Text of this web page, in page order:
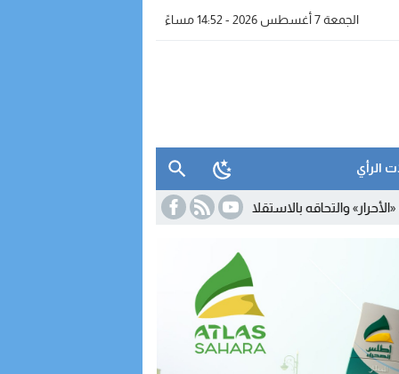
الجمعة 7 أغسطس 2026 - 14:52 مساءً
الرأي
بالاستقلال.. أمبارك حمية يستقيل من البرلمان والمحكمة الدستورية